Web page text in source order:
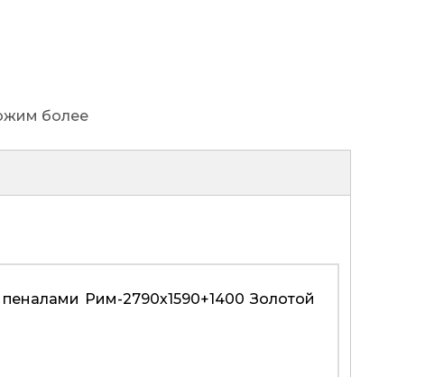
более
Рим-2790х1590+1400 Золотой